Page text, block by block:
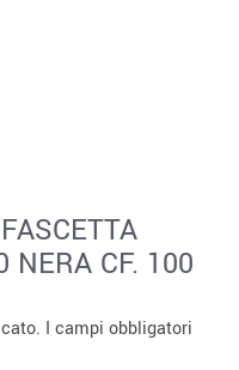
NERA CF. 100
I campi obbligatori